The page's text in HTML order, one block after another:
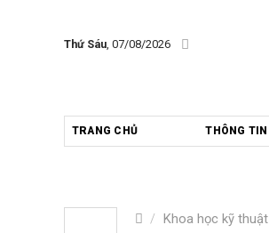
Thứ Sáu, 07/08/2026
TRANG CHỦ THÔNG TIN
/ Khoa học kỹ thuật